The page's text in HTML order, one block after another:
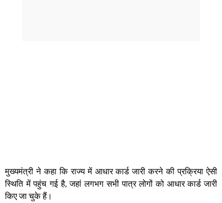
मुख्यमंत्री ने कहा कि राज्य में आधार कार्ड जारी करने की प्रक्रिया ऐसी
स्थिति में पहुंच गई है, जहां लगभग सभी पात्र लोगों को आधार कार्ड जारी
किए जा चुके हैं।